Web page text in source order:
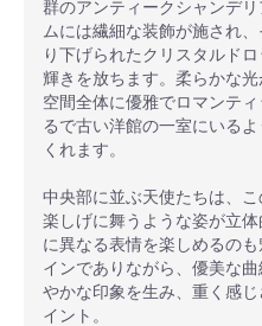
群のアンティークシャンデ
ムには繊細な装飾が施され
り下げられたクリスタルド
輝きを放ちます。柔らかな光
空間全体に優雅でロマンテ
るで古い洋館の一室にいる
くれます。
中央部に並ぶ天使たちは、こ
楽しげに舞うような姿が立
に異なる表情を楽しめるの
インでありながら、優美な
やかな印象を生み、重く感
イント。